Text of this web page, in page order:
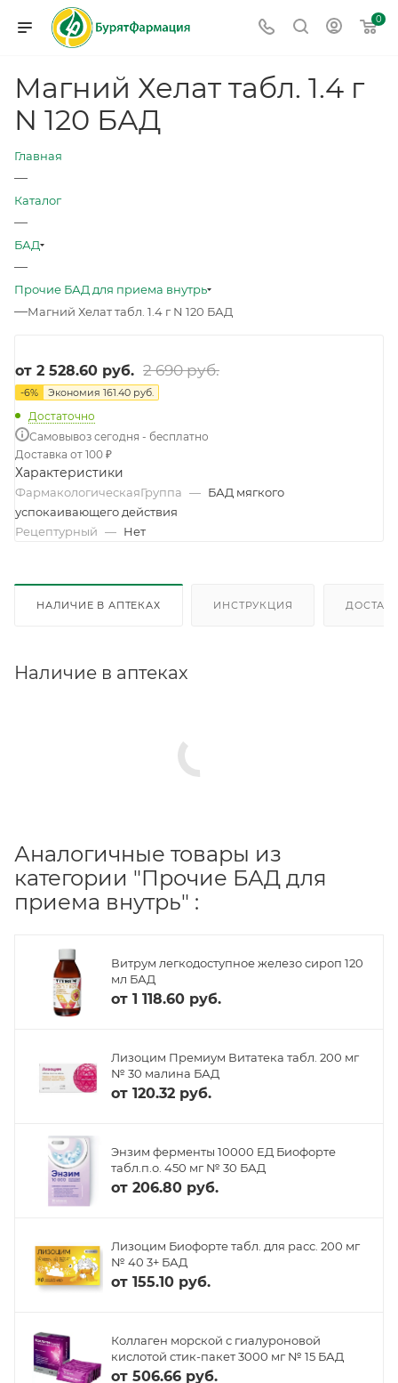
0
Магний Хелат табл. 1.4 г
N 120 БАД
Главная
—
Каталог
—
БАД
—
Прочие БАД для приема внутрь
—Магний Хелат табл. 1.4 г N 120 БАД
от 2 528.60 руб. 2 690 руб.
-6% Экономия 161.40 руб.
Достаточно
Самовывоз сегодня - бесплатно
Доставка от 100 ₽
Характеристики
ФармакологическаяГруппа — БАД мягкого
успокаивающего действия
Рецептурный — Нет
НАЛИЧИЕ В АПТЕКАХ ИНСТРУКЦИЯ
Наличие в аптеках
Аналогичные товары из
категории "Прочие БАД для
приема внутрь" :
Витрум легкодоступное железо сироп 120
мл БАД
от 1 118.60 руб.
Лизоцим Премиум Витатека табл. 200 мг
№ 30 малина БАД
от 120.32 руб.
Энзим ферменты 10000 ЕД Биофорте
табл.п.о. 450 мг № 30 БАД
от 206.80 руб.
Лизоцим Биофорте табл. для расс. 200 мг
№ 40 3+ БАД
от 155.10 руб.
Коллаген морской с гиалуроновой
кислотой стик-пакет 3000 мг № 15 БАД
от 506.66 руб.